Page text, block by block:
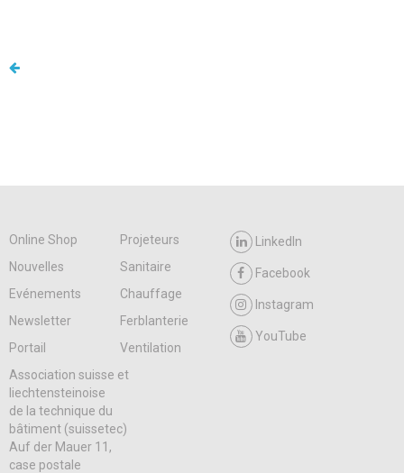
Online Shop
Projeteurs
Nouvelles
Sanitaire
Evénements
Chauffage
Newsletter
Ferblanterie
Portail
Ventilation
LinkedIn
Facebook
Instagram
YouTube
Association suisse et
liechtensteinoise
de la technique du
bâtiment (suissetec)
Auf der Mauer 11,
case postale